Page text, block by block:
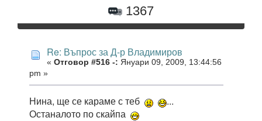
1367
Re: Въпрос за Д-р Владимиров
« Отговор #516 -: Януари 09, 2009, 13:44:56
pm »
Нина, ще се караме с теб
...
Останалото по скайпа